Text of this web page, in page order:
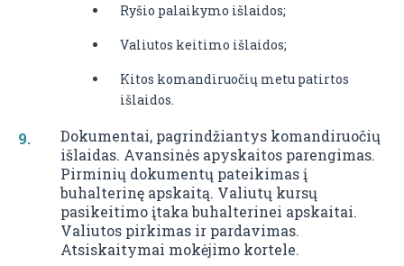
Ryšio palaikymo išlaidos;
Valiutos keitimo išlaidos;
Kitos komandiruočių metu patirtos
išlaidos.
Dokumentai, pagrindžiantys komandiruočių
išlaidas. Avansinės apyskaitos parengimas.
Pirminių dokumentų pateikimas į
buhalterinę apskaitą. Valiutų kursų
pasikeitimo įtaka buhalterinei apskaitai.
Valiutos pirkimas ir pardavimas.
Atsiskaitymai mokėjimo kortele.